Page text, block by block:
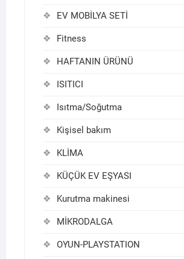
EV MOBİLYA SETİ
Fitness
HAFTANIN ÜRÜNÜ
ISITICI
Isıtma/Soğutma
Kişisel bakım
KLİMA
KÜÇÜK EV EŞYASI
Kurutma makinesi
MİKRODALGA
OYUN-PLAYSTATION